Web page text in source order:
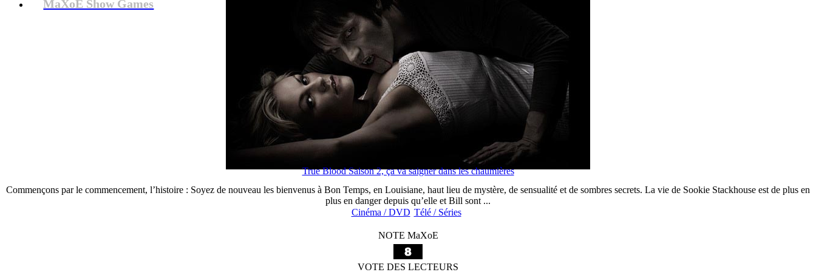
MaXoE Show Games
True Blood Saison 2, ça va saigner dans les chaumières
Commençons par le commencement, l’histoire : Soyez de nouveau les bienvenus à Bon Temps, en Louisiane, haut lieu de mystère, de sensualité et de sombres secrets. La vie de Sookie Stackhouse est de plus en
plus en danger depuis qu’elle et Bill sont ...
Cinéma / DVD Télé / Séries
NOTE MaXoE
VOTE DES LECTEURS